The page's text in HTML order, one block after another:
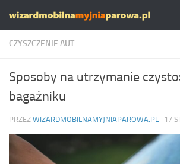
Skip to content
CZYSZCZENIE AUT
Sposoby na utrzymanie
bagażniku
PRZEZ WIZARDMOBILNAMYJNIAPAROWA.PL · 17